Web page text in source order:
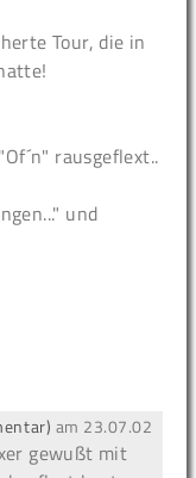
Tour, die in
rausgeflext..
und
am 23.07.02
gewußt mit